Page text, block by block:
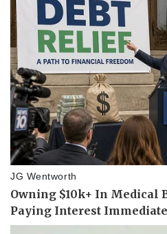
Thể thao
Bóng đá
Lịch thi đấu bóng đá
Thế giới thể thao
eSports
Hậu trường